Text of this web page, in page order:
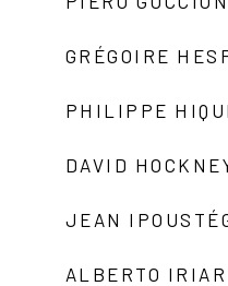
GRÉGOIRE
PHILIPPE
DAVID
JEAN
ALBERTO